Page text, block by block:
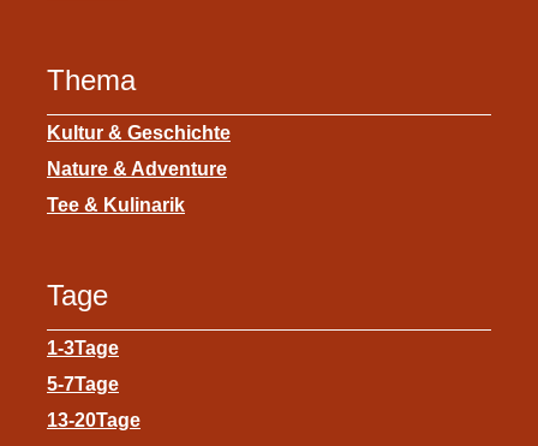
Thema
Kultur & Geschichte
Nature & Adventure
Tee & Kulinarik
Tage
1-3Tage
5-7Tage
13-20Tage